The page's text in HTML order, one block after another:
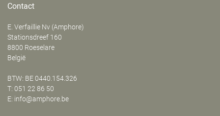
Contact
E. Verfaillie Nv (Amphore)
‍Stationsdreef 160
8800 Roeselare
België
BTW: BE 0440.154.326
T: 051 22 86 50
E: info@amphore.be